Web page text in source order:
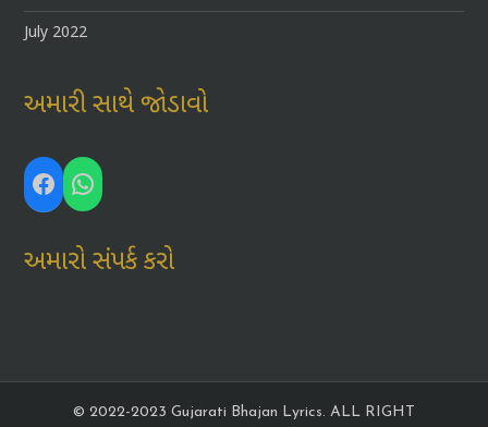
July 2022
અમારી સાથે જોડાવો
Facebook
WhatsApp
અમારો સંપર્ક કરો
© 2022-2023 Gujarati Bhajan Lyrics. ALL RIGHT